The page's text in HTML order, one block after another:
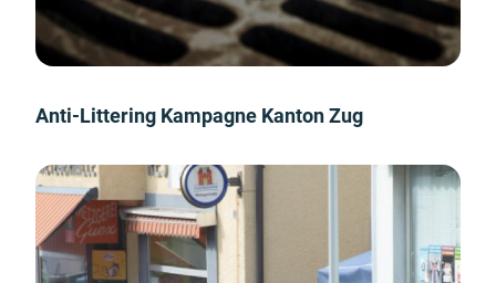
Anti-Littering Kampagne Kanton Zug